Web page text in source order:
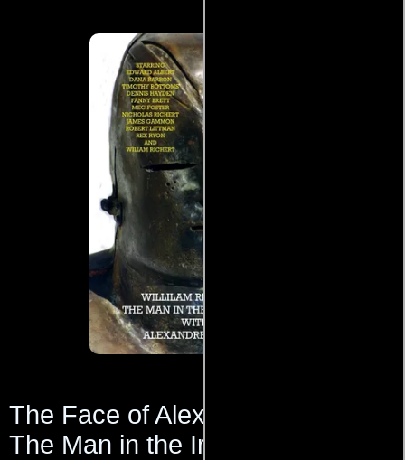
The Face of Alexandre Dumas:
The Man in the Iron Mask